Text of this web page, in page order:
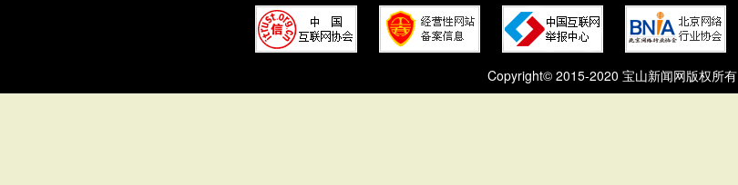
Copyright© 2015-2020 宝山新闻网版权所有